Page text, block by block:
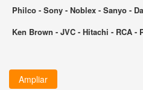
Philco - Sony - Noblex - Sanyo -
Ken Brown - JVC - Hitachi - RCA -
Ampliar